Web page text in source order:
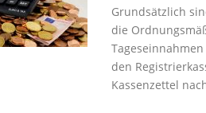
Grundsätzlich
die
den
Kassenzettel